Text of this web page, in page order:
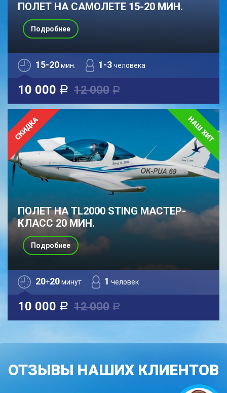
ПОЛЕТ НА САМОЛЕТЕ 15-20 МИН.
15-20мин. 1-3человека
10 000 a 12 000 a
Подробнее
ПОЛЕТ НА TL2000 STING МАСТЕР-
КЛАСС 20 МИН.
20+20минут 1 человек
10 000 a 12 000 a
Подробнее
ОТЗЫВЫ НАШИХ КЛИЕНТОВ